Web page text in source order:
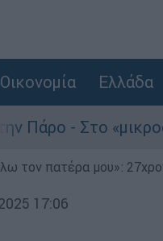
Οικονομία Ελλάδα
Στο
τον πατέρα μου»:
17:06